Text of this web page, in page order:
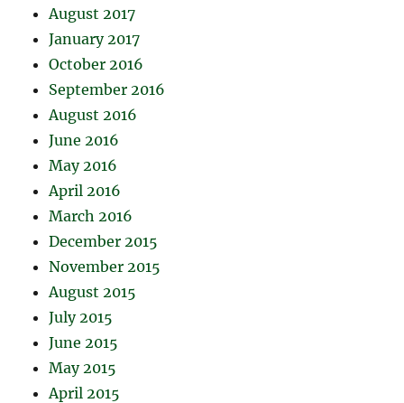
August 2017
January 2017
October 2016
September 2016
August 2016
June 2016
May 2016
April 2016
March 2016
December 2015
November 2015
August 2015
July 2015
June 2015
May 2015
April 2015